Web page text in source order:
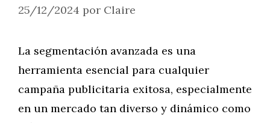
25/12/2024 por Claire
La segmentación avanzada es una
herramienta esencial para cualquier
campaña publicitaria exitosa, especialmente
en un mercado tan diverso y dinámico como